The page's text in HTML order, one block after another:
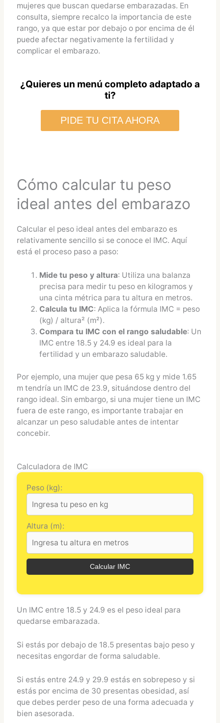
mujeres que buscan quedarse embarazadas. En
consulta, siempre recalco la importancia de este
rango, ya que estar por debajo o por encima de él
puede afectar negativamente la fertilidad y
complicar el embarazo.
¿Quieres un menú completo adaptado a
ti?
PIDE TU CITA AHORA
Cómo calcular tu peso
ideal antes del embarazo
Calcular el peso ideal antes del embarazo es
relativamente sencillo si se conoce el IMC. Aquí
está el proceso paso a paso:
Mide tu peso y altura: Utiliza una balanza
precisa para medir tu peso en kilogramos y
una cinta métrica para tu altura en metros.
Calcula tu IMC: Aplica la fórmula IMC = peso
(kg) / altura² (m²).
Compara tu IMC con el rango saludable: Un
IMC entre 18.5 y 24.9 es ideal para la
fertilidad y un embarazo saludable.
Por ejemplo, una mujer que pesa 65 kg y mide 1.65
m tendría un IMC de 23.9, situándose dentro del
rango ideal. Sin embargo, si una mujer tiene un IMC
fuera de este rango, es importante trabajar en
alcanzar un peso saludable antes de intentar
concebir.
Calculadora de IMC
Peso (kg):
Altura (m):
Calcular IMC
Un IMC entre 18.5 y 24.9 es el peso ideal para
quedarse embarazada.
Si estás por debajo de 18.5 presentas bajo peso y
necesitas engordar de forma saludable.
Si estás entre 24.9 y 29.9 estás en sobrepeso y si
estás por encima de 30 presentas obesidad, así
que debes perder peso de una forma adecuada y
bien asesorada.